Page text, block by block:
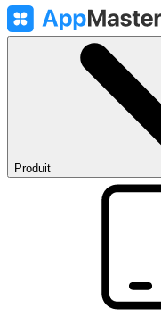
Produit